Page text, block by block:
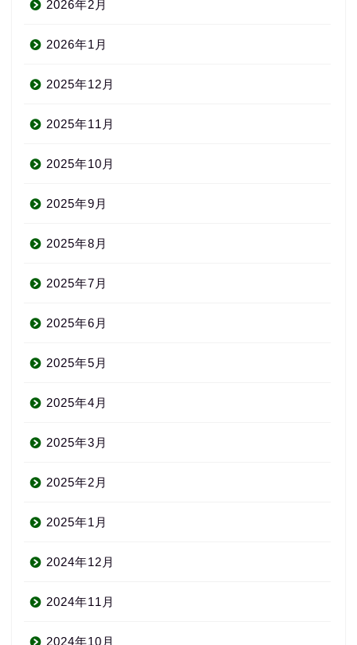
2026年2月
2026年1月
2025年12月
2025年11月
2025年10月
2025年9月
2025年8月
2025年7月
2025年6月
2025年5月
2025年4月
2025年3月
2025年2月
2025年1月
2024年12月
2024年11月
2024年10月